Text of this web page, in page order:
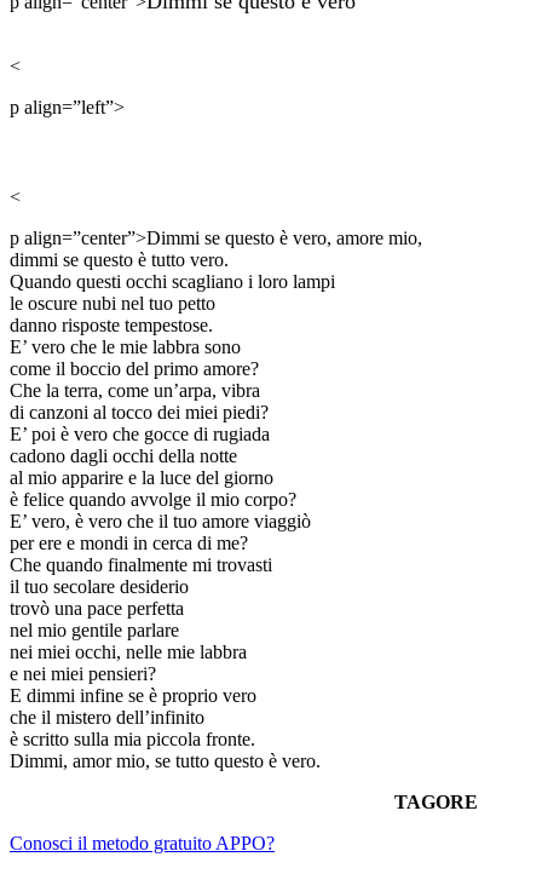
<
p align=”left”>
<
p align=”center”>Dimmi se questo è vero, amore mio,
dimmi se questo è tutto vero.
Quando questi occhi scagliano i loro lampi
le oscure nubi nel tuo petto
danno risposte tempestose.
E’ vero che le mie labbra sono
come il boccio del primo amore?
Che la terra, come un’arpa, vibra
di canzoni al tocco dei miei piedi?
E’ poi è vero che gocce di rugiada
cadono dagli occhi della notte
al mio apparire e la luce del giorno
è felice quando avvolge il mio corpo?
E’ vero, è vero che il tuo amore viaggiò
per ere e mondi in cerca di me?
Che quando finalmente mi trovasti
il tuo secolare desiderio
trovò una pace perfetta
nel mio gentile parlare
nei miei occhi, nelle mie labbra
e nei miei pensieri?
E dimmi infine se è proprio vero
che il mistero dell’infinito
è scritto sulla mia piccola fronte.
Dimmi, amor mio, se tutto questo è vero.
TAGORE
Conosci il metodo gratuito APPO?